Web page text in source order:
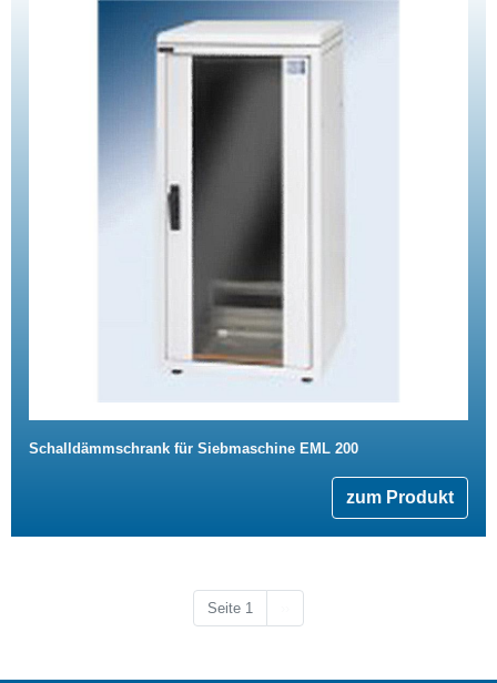
Schalldämmschrank für Siebmaschine EML 200
zum Produkt
Seite 1